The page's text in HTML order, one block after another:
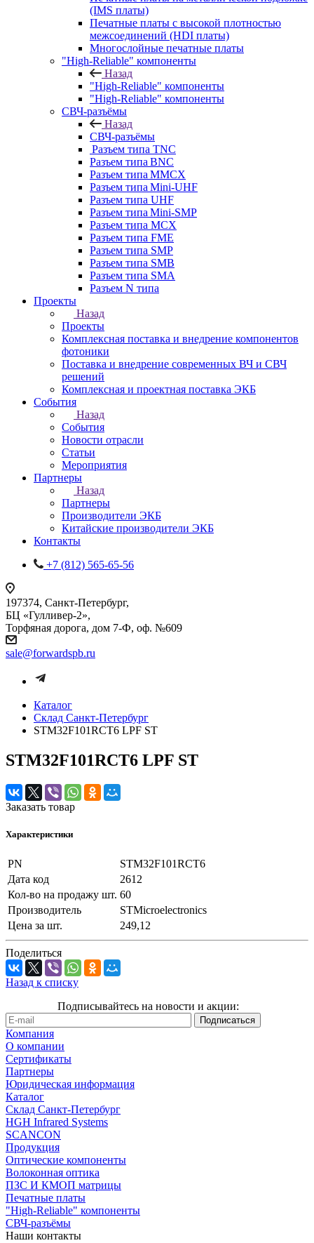
(IMS платы)
Печатные платы с высокой плотностью
межсоединений (HDI платы)
Многослойные печатные платы
"High-Reliable" компоненты
Назад
"High-Reliable" компоненты
"High-Reliable" компоненты
СВЧ-разъёмы
Назад
СВЧ-разъёмы
Разъем типа TNC
Разъем типа BNC
Разъем типа MMCX
Разъем типа Mini-UHF
Разъем типа UHF
Разъем типа Mini-SMP
Разъем типа MCX
Разъем типа FME
Разъем типа SMP
Разъем типа SMB
Разъем типа SMA
Разъем N типа
Проекты
Назад
Проекты
Комплексная поставка и внедрение компонентов
фотоники
Поставка и внедрение современных ВЧ и СВЧ
решений
Комплексная и проектная поставка ЭКБ
События
Назад
События
Новости отрасли
Статьи
Мероприятия
Партнеры
Назад
Партнеры
Производители ЭКБ
Китайские производители ЭКБ
Контакты
+7 (812) 565-65-56
197374, Санкт-Петербург,
БЦ «Гулливер-2»,
Торфяная дорога, дом 7-Ф, оф. №609
sale@forwardspb.ru
Каталог
Cклад Санкт-Петербург
STM32F101RCT6 LPF ST
STM32F101RCT6 LPF ST
Заказать товар
Характеристики
PN
STM32F101RCT6
Дата код
2612
Кол-во на продажу шт. 60
Производитель
STMicroelectronics
Цена за шт.
249,12
Поделиться
Назад к списку
Подписывайтесь на новости и акции:
Компания
О компании
Сертификаты
Партнеры
Юридическая информация
Каталог
Cклад Санкт-Петербург
HGH Infrared Systems
SCANCON
Продукция
Оптические компоненты
Волоконная оптика
ПЗС И КМОП матрицы
Печатные платы
"High-Reliable" компоненты
СВЧ-разъёмы
Наши контакты